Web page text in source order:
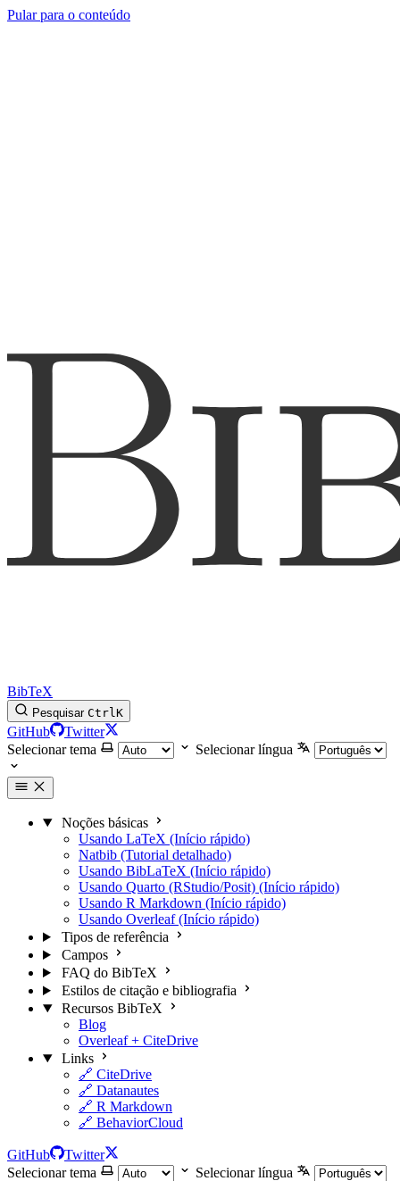
Pular para o conteúdo
BibTeX
Pesquisar CtrlK
GitHub
Twitter
Selecionar tema
Selecionar língua
Noções básicas
Usando LaTeX (Início rápido)
Natbib (Tutorial detalhado)
Usando BibLaTeX (Início rápido)
Usando Quarto (RStudio/Posit) (Início rápido)
Usando R Markdown (Início rápido)
Usando Overleaf (Início rápido)
Tipos de referência
Campos
FAQ do BibTeX
Estilos de citação e bibliografia
Recursos BibTeX
Blog
Overleaf + CiteDrive
Links
🔗 CiteDrive
🔗 Datanautes
🔗 R Markdown
🔗 BehaviorCloud
GitHub
Twitter
Selecionar tema
Selecionar língua